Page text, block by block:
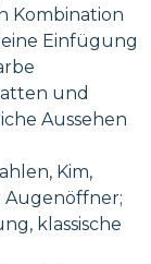
Kombination
Einfügung
und
Aussehen
Kim,
Augenöffner;
klassische